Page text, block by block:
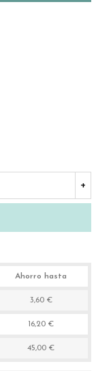
+
Ahorro hasta
3,60 €
16,20 €
45,00 €